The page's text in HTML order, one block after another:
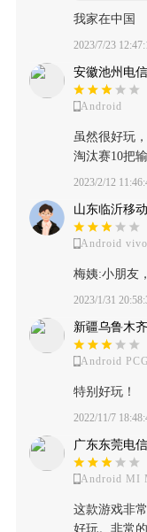
我家在中国
2023/7/23
安徽池州电
Android
虽然很好玩
淘汰赛10把
2023/2/12
山东临沂移
Android
梅姨:小朋友
2023/1/31
新疆乌鲁木
Android
特别好玩！
2022/11/7
广东东莞电
Android MI
这款游戏非
好玩。非常